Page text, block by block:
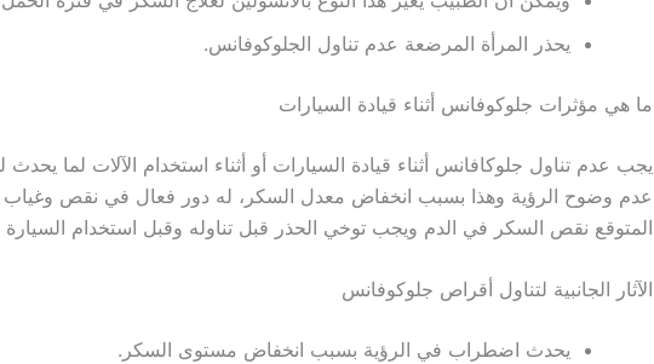
يحذر المرأة المرضعة عدم تناول الجلوكوفانس.
ما هي مؤثرات جلوكوفانس أثناء قيادة السيارات
يجب عدم تناول جلوكافانس أثناء قيادة السيارات أو أثناء استخدام الآلات لما
عدم وضوح الرؤية وهذا بسبب انخفاض معدل السكر، له دور فعال في نقص
المتوقع نقص السكر في الدم ويجب توخي الحذر قبل تناوله وقبل استخدام السيارة
الآثار الجانبية لتناول أقراص جلوكوفانس
يحدث اضطراب في الرؤية بسبب انخفاض مستوى السكر.